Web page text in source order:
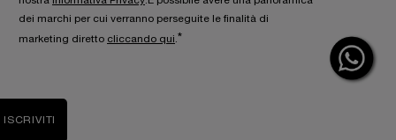
dei marchi per cui verranno perseguite le finalità di
marketing diretto cliccando qui.*
ISCRIVITI